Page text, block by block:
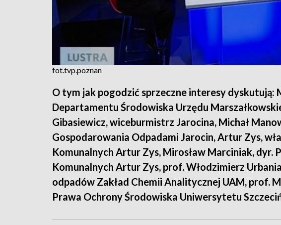
fot.tvp.poznan
O tym jak pogodzić sprzeczne interesy
Departamentu Środowiska Urzędu
Gibasiewicz, wiceburmistrz Jarocina, Michał
Gospodarowania Odpadami Jarocin, Artur Zys,
Komunalnych Artur Zys, Mirosław Marciniak, dyr.
Komunalnych Artur Zys, prof. Włodzimierz
odpadów Zakład Chemii Analitycznej UAM, prof.
Prawa Ochrony Środowiska Uniwersytetu